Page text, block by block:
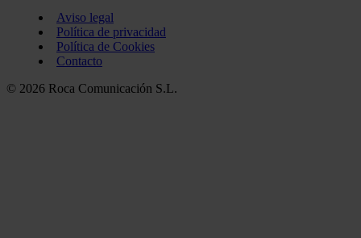
Aviso legal
Política de privacidad
Política de Cookies
Contacto
© 2026 Roca Comunicación S.L.